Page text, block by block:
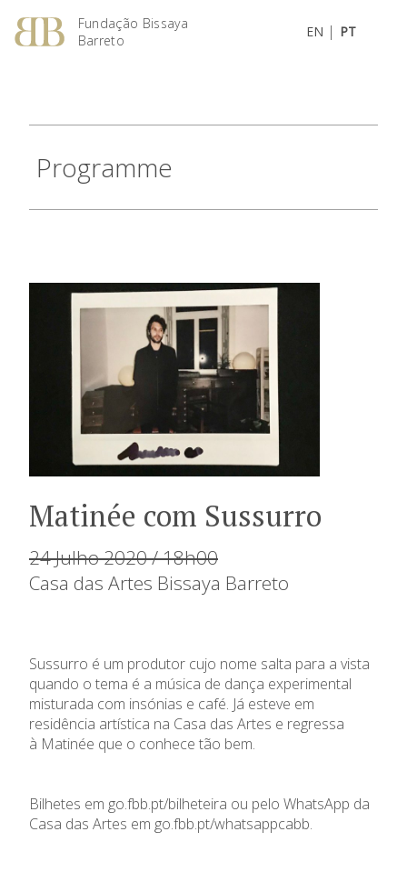
Fundação Bissaya
Barreto
EN | PT
Programme
Matinée com Sussurro
24 Julho 2020 / 18h00
Casa das Artes Bissaya Barreto
Sussurro é um produtor cujo nome salta para a vista
quando o tema é a música de dança experimental
misturada com insónias e café. Já esteve em
residência artística na Casa das Artes e regressa
à Matinée que o conhece tão bem.
Bilhetes em go.fbb.pt/bilheteira ou pelo WhatsApp da
Casa das Artes em go.fbb.pt/whatsappcabb.